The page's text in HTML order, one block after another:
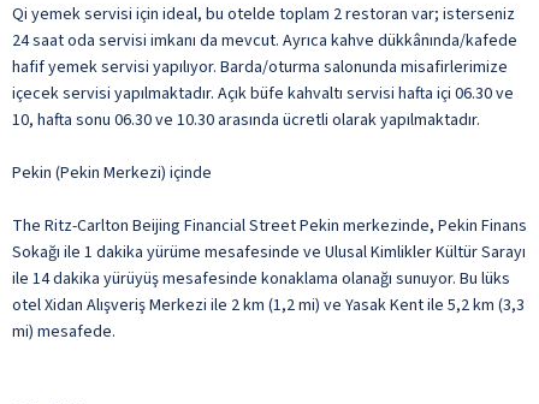
Qi yemek servisi için ideal, bu otelde toplam 2 restoran var; isterseniz
24 saat oda servisi imkanı da mevcut. Ayrıca kahve dükkânında/kafede
hafif yemek servisi yapılıyor. Barda/oturma salonunda misafirlerimize
içecek servisi yapılmaktadır. Açık büfe kahvaltı servisi hafta içi 06.30 ve
10, hafta sonu 06.30 ve 10.30 arasında ücretli olarak yapılmaktadır.
Pekin (Pekin Merkezi) içinde
The Ritz-Carlton Beijing Financial Street Pekin merkezinde, Pekin Finans
Sokağı ile 1 dakika yürüme mesafesinde ve Ulusal Kimlikler Kültür Sarayı
ile 14 dakika yürüyüş mesafesinde konaklama olanağı sunuyor. Bu lüks
otel Xidan Alışveriş Merkezi ile 2 km (1,2 mi) ve Yasak Kent ile 5,2 km (3,3
mi) mesafede.